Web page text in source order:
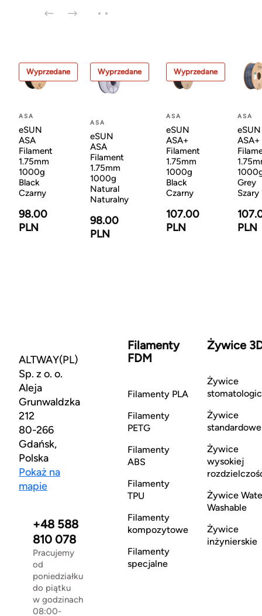
Wyprzedane
ASA
eSUN
ASA
Filament
1.75mm
1000g
Black
Czarny
98.00
PLN
Wyprzedane
ASA
eSUN
ASA
Filament
1.75mm
1000g
Natural
Naturalny
98.00
PLN
Wyprzedane
ASA
eSUN
ASA+
Filament
1.75mm
1000g
Black
Czarny
107.00
PLN
ASA
eSUN
ASA+
Grey
Szary
PLN
ALTWAY(PL)
Sp. z o. o.
Aleja
Grunwaldzka
212
80-266
Gdańsk,
Polska
Pokaż na
mapie
+48 588
810 078
Pracujemy
od
poniedziałku
do piątku
w godzinach
08:00-
Filamenty
FDM
Filamenty PLA
Filamenty
PETG
Filamenty
ABS
Filamenty
TPU
Filamenty
kompozytowe
Filamenty
specjalne
Żywice
Żywice
Żywice
standardowe
Żywice
wysokiej
Żywice
Washable
Żywice
inżynierskie